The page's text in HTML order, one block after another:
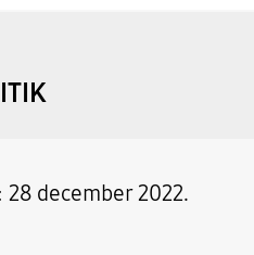
december 2022.